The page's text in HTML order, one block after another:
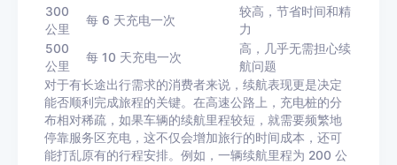
300
公里
每 6 天充电一次
较高，节省时间和精
力
500
公里
每 10 天充电一次
高，几乎无需担心续
航问题
对于有长途出行需求的消费者来说，续航表现更是决定
能否顺利完成旅程的关键。在高速公路上，充电桩的分
布相对稀疏，如果车辆的续航里程较短，就需要频繁地
停靠服务区充电，这不仅会增加旅行的时间成本，还可
能打乱原有的行程安排。例如，一辆续航里程为 200 公